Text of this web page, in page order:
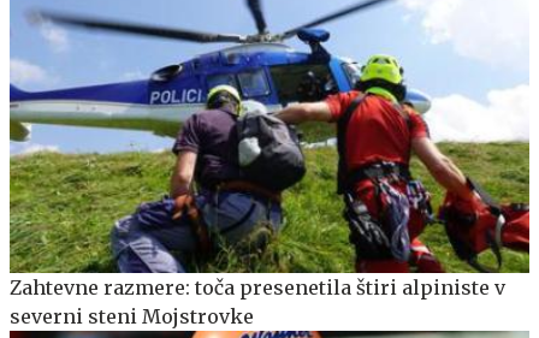
Zahtevne razmere: toča presenetila štiri alpiniste v
severni steni Mojstrovke